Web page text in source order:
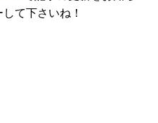
て下さいね！